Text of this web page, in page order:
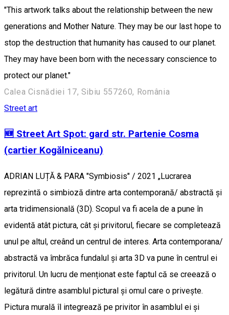
"This artwork talks about the relationship between the new
generations and Mother Nature. They may be our last hope to
stop the destruction that humanity has caused to our planet.
They may have been born with the necessary conscience to
protect our planet."
Calea Cisnădiei 17, Sibiu 557260, România
Street art
🆕 Street Art Spot: gard str. Partenie Cosma
(cartier Kogălniceanu)
ADRIAN LUȚĂ & PARA "Symbiosis" / 2021 „Lucrarea
reprezintă o simbioză dintre arta contemporană/ abstractă și
arta tridimensională (3D). Scopul va fi acela de a pune în
evidentă atât pictura, cât și privitorul, fiecare se completează
unul pe altul, creând un centrul de interes. Arta contemporana/
abstractă va îmbrăca fundalul și arta 3D va pune în centrul ei
privitorul. Un lucru de menționat este faptul că se creează o
legătură dintre asamblul pictural și omul care o privește.
Pictura murală îl integrează pe privitor în asamblul ei și